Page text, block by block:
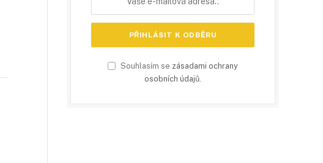
Souhlasím se zásadami ochrany
osobních údajů.